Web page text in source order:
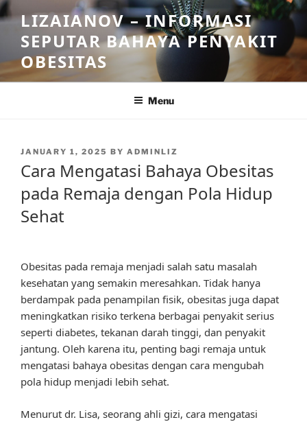
Skip
to
content
LIZAIANOV – INFORMASI
SEPUTAR BAHAYA PENYAKIT
OBESITAS
Menu
POSTED
JANUARY 1, 2025 BY ADMINLIZ
Cara Mengatasi Bahaya Obesitas
pada Remaja dengan Pola Hidup
Sehat
Obesitas pada remaja menjadi salah satu masalah
kesehatan yang semakin meresahkan. Tidak hanya
berdampak pada penampilan fisik, obesitas juga dapat
meningkatkan risiko terkena berbagai penyakit serius
seperti diabetes, tekanan darah tinggi, dan penyakit
jantung. Oleh karena itu, penting bagi remaja untuk
mengatasi bahaya obesitas dengan cara mengubah
pola hidup menjadi lebih sehat.
Menurut dr. Lisa, seorang ahli gizi, cara mengatasi